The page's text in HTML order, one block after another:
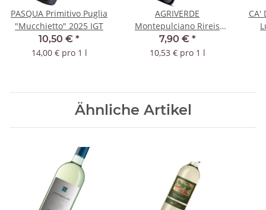
PASQUA Primitivo Puglia
"Mucchietto" 2025 IGT
10,50 € *
14,00 € pro 1 l
AGRIVERDE
Montepulciano Rireis
2023 DOC - BIO
7,90 € *
10,53 € pro 1 l
CA'
Ähnliche Artikel